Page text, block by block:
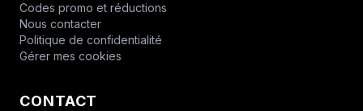
Codes promo et réductions
Nous contacter
Politique de confidentialité
Gérer mes cookies
CONTACT